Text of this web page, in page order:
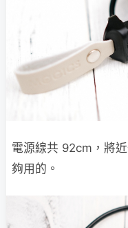
電源線共 92cm，將
夠用的。